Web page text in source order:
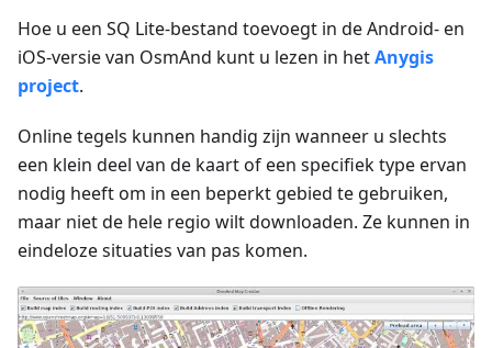
Hoe u een SQ Lite-bestand toevoegt in de Android- en
iOS-versie van OsmAnd kunt u lezen in hetAnygis
project.
Online tegels kunnen handig zijn wanneer u slechts
een klein deel van de kaart of een specifiek type ervan
nodig heeft om in een beperkt gebied te gebruiken,
maar niet de hele regio wilt downloaden. Ze kunnen in
eindeloze situaties van pas komen.